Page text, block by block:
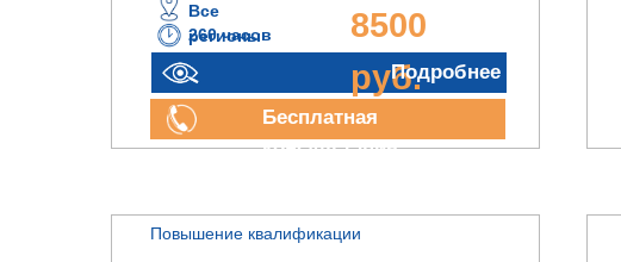
260 часов
8500
руб.
Все
регионы
Подробнее
Бесплатная
консультация
Повышение квалификации